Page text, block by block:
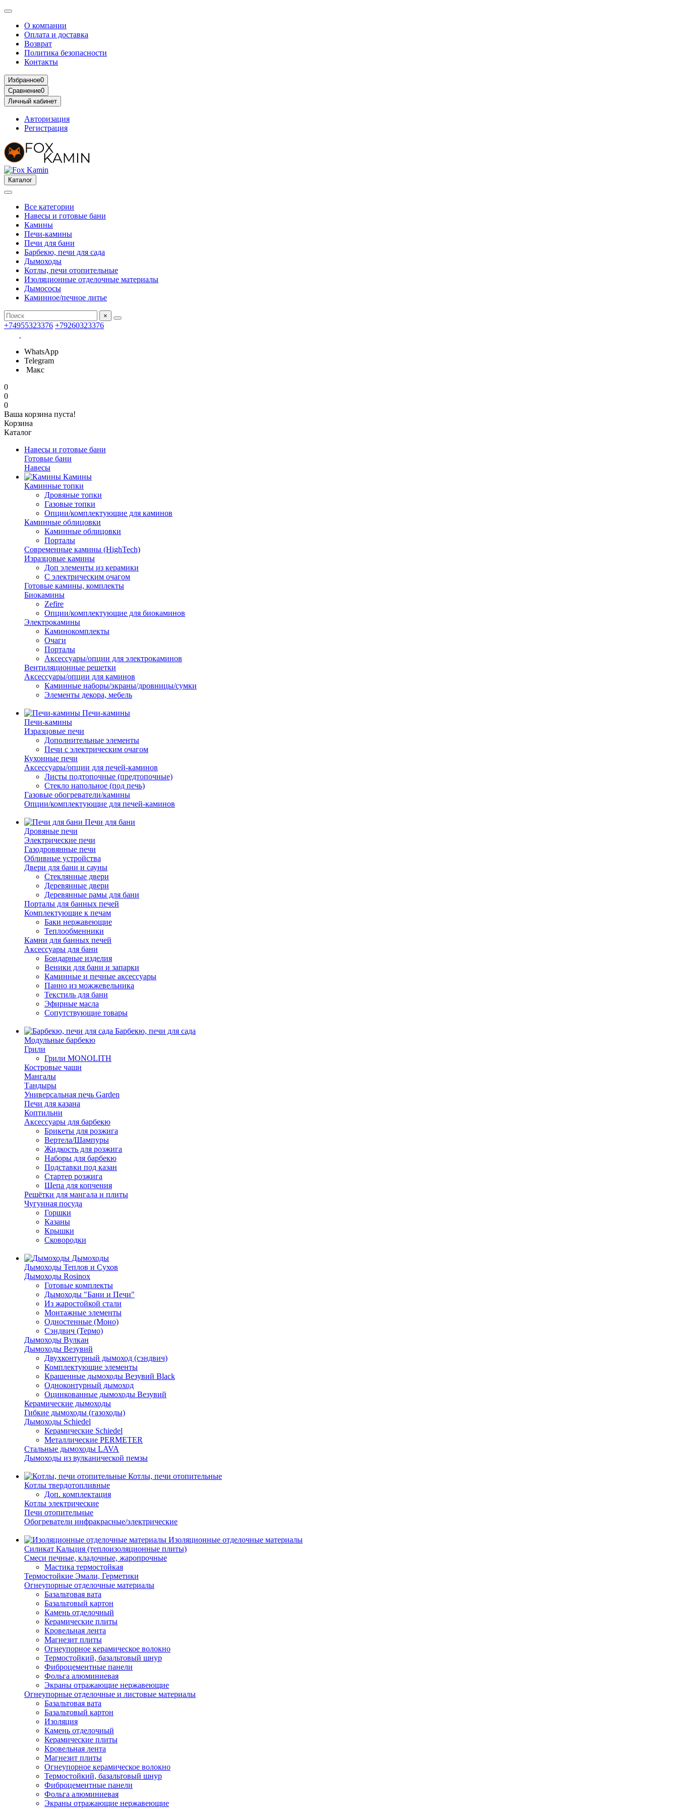
О компании
Оплата и доставка
Возврат
Политика безопасности
Контакты
Избранное0
Сравнение0
Личный кабинет
Авторизация
Регистрация
Каталог
Все категории
Навесы и готовые бани
Камины
Печи-камины
Печи для бани
Барбекю, печи для сада
Дымоходы
Котлы, печи отопительные
Изоляционные отделочные материалы
Дымососы
Каминное/печное литье
×
+74955323376 +79260323376
WhatsApp
Telegram
Макс
0
0
0
Ваша корзина пуста!
Корзина
Каталог
Навесы и готовые бани
Готовые бани
Навесы
Камины
Каминные топки
Дровяные топки
Газовые топки
Опции/комплектующие для каминов
Каминные облицовки
Каминные облицовки
Порталы
Современные камины (HighTech)
Изразцовые камины
Доп элементы из керамики
С электрическим очагом
Готовые камины, комплекты
Биокамины
Zefire
Опции/комплектующие для биокаминов
Электрокамины
Каминокомплекты
Очаги
Порталы
Аксессуары/опции для электрокаминов
Вентиляционные решетки
Аксессуары/опции для каминов
Каминные наборы/экраны/дровницы/сумки
Элементы декора, мебель
Печи-камины
Печи-камины
Изразцовые печи
Дополнительные элементы
Печи с электрическим очагом
Кухонные печи
Аксессуары/опции для печей-каминов
Листы подтопочные (предтопочные)
Стекло напольное (под печь)
Газовые обогреватели/камины
Опции/комплектующие для печей-каминов
Печи для бани
Дровяные печи
Электрические печи
Газодровянные печи
Обливные устройства
Двери для бани и сауны
Стеклянные двери
Деревянные двери
Деревянные рамы для бани
Порталы для банных печей
Комплектующие к печам
Баки нержавеющие
Теплообменники
Камни для банных печей
Аксессуары для бани
Бондарные изделия
Веники для бани и запарки
Каминные и печные аксессуары
Панно из можжевельника
Текстиль для бани
Эфирные масла
Сопутствующие товары
Барбекю, печи для сада
Модульные барбекю
Грили
Грили MONOLITH
Костровые чаши
Мангалы
Тандыры
Универсальная печь Garden
Печи для казана
Коптильни
Аксессуары для барбекю
Брикеты для розжига
Вертела/Шампуры
Жидкость для розжига
Наборы для барбекю
Подставки под казан
Стартер розжига
Щепа для копчения
Решётки для мангала и плиты
Чугунная посуда
Горшки
Казаны
Крышки
Сковородки
Дымоходы
Дымоходы Теплов и Сухов
Дымоходы Rosinox
Готовые комплекты
Дымоходы "Бани и Печи"
Из жаростойкой стали
Монтажные элементы
Одностенные (Моно)
Сэндвич (Термо)
Дымоходы Вулкан
Дымоходы Везувий
Двухконтурный дымоход (сэндвич)
Комплектующие элементы
Крашенные дымоходы Везувий Black
Одноконтурный дымоход
Оцинкованные дымоходы Везувий
Керамические дымоходы
Гибкие дымоходы (газоходы)
Дымоходы Schiedel
Керамические Schiedel
Металлические PERMETER
Стальные дымоходы LAVA
Дымоходы из вулканической пемзы
Котлы, печи отопительные
Котлы твердотопливные
Доп. комплектация
Котлы электрические
Печи отопительные
Обогреватели инфракрасные/электрические
Изоляционные отделочные материалы
Силикат Кальция (теплоизоляционные плиты)
Смеси печные, кладочные, жаропрочные
Мастика термостойкая
Термостойкие Эмали, Герметики
Огнеупорные отделочные материалы
Базальтовая вата
Базальтовый картон
Камень отделочный
Керамические плиты
Кровельная лента
Магнезит плиты
Огнеупорное керамическое волокно
Термостойкий, базальтовый шнур
Фиброцементные панели
Фольга алюминиевая
Экраны отражающие нержавеющие
Огнеупорные отделочные и листовые материалы
Базальтовая вата
Базальтовый картон
Изоляция
Камень отделочный
Керамические плиты
Кровельная лента
Магнезит плиты
Огнеупорное керамическое волокно
Термостойкий, базальтовый шнур
Фиброцементные панели
Фольга алюминиевая
Экраны отражающие нержавеющие